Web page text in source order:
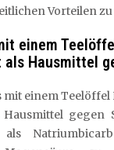
Vorteilen
einem
als Hausmittel
mit einem
gegen